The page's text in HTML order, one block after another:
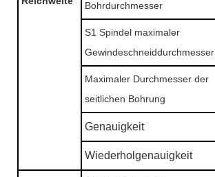
Bohrdurchmesser
S1 Spindel maximaler
Gewindeschneiddurchmesser
Maximaler Durchmesser der
seitlichen Bohrung
Genauigkeit
Wiederholgenauigkeit